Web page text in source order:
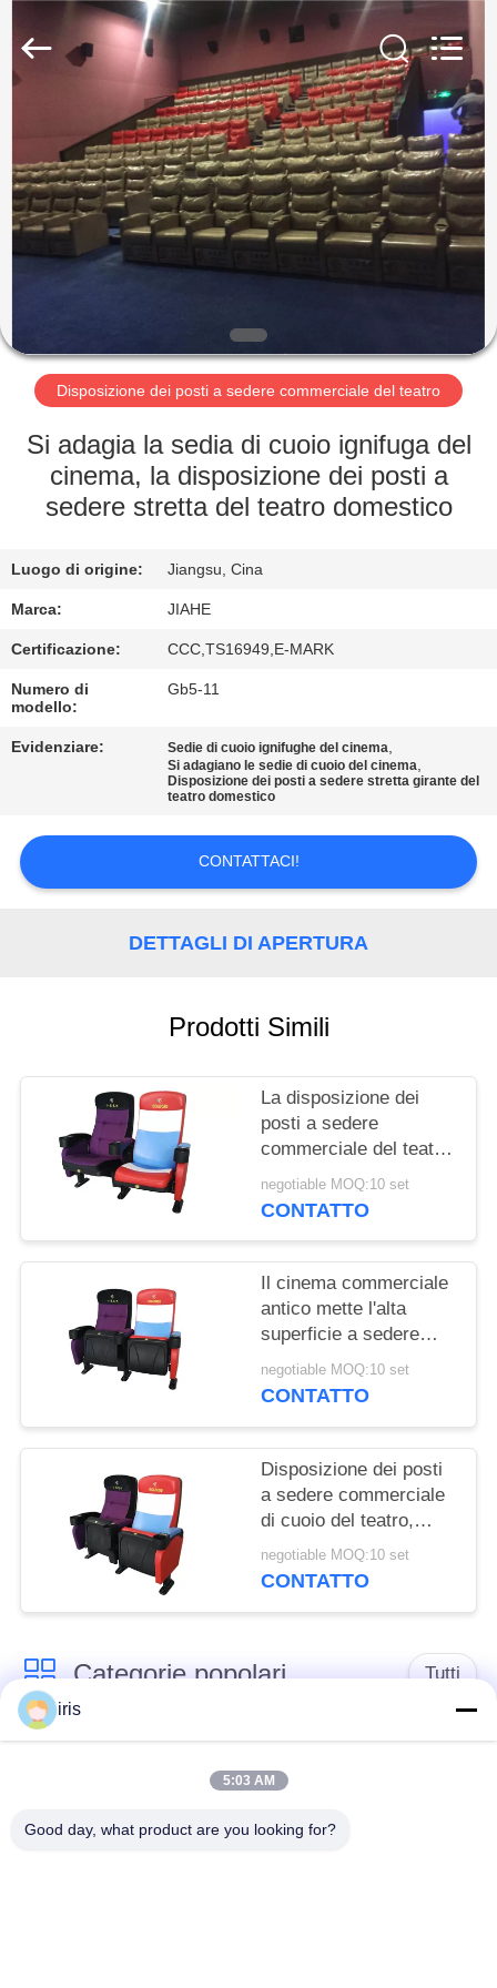
PRODOTTI
CIRCA
GIRO
DELLA
FABBRICA
CONTROLLO
QUALITÀ
CONTATTICI
NOTIZIE
MAPPA
DEL
Precision
Disposizione dei posti a sedere commerciale del teatro
Si adagia la sedia di cuoio ignifuga del
cinema, la disposizione dei posti a
sedere stretta del teatro domestico
Luogo di origine: Jiangsu, Cina
Marca: JIAHE
Certificazione: CCC,TS16949,E-MARK
Numero di
modello:
Gb5-11
Evidenziare: Sedie di cuoio ignifughe del cinema,
Si adagiano le sedie di cuoio del cinema,
Disposizione dei posti a sedere stretta girante del
teatro domestico
CONTATTACI!
DETTAGLI DI APERTURA
Prodotti Simili
La disposizione dei
posti a sedere
commerciale del teatro
della stanza di media
ha personalizzato la
negotiable MOQ:10 set
CONTATTO
Il cinema commerciale
antico mette l'alta
superficie a sedere
indietro strutturata del
polipropilene di impatto
negotiable MOQ:10 set
CONTATTO
Disposizione dei posti
a sedere commerciale
di cuoio del teatro,
schienale ergonomico
della sedia del Recliner
negotiable MOQ:10 set
CONTATTO
Categorie popolari Tutti
Sedili di lusso del
Sedili del bus del
sottobicchiere
Autista di autobus
iris
5:03 AM
Good day, what product are you looking for?